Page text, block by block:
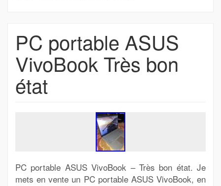
PC portable ASUS
VivoBook Très bon
état
PC portable ASUS VivoBook – Très bon état. Je
mets en vente un PC portable ASUS VivoBook, en